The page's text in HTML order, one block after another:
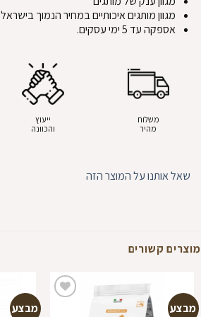
מגוון מותגים איכותיים במחיר הנמוך בישראל
אספקה עד 5 ימי עסקים.
משלוח
מהיר
ייעוץ
והכוונה
שאל אותנו על המוצר הזה
מוצרים קשורים
מבצע מבצע